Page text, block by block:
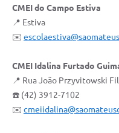
CMEI do Campo Estiva
📍 Estiva
✉️
CMEI Idalina Furtado
📍 Rua João Przyvitowski
☎️ (42) 3912-7102
✉️